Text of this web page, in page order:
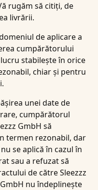
rugăm să citiți, de
livrării.
de aplicare a
cumpărătorului
stabilește în orice
chiar și pentru
unei date de
cumpărătorul
GmbH să
termen rezonabil, dar
se aplică în cazul în
sau a refuzat să
de către Sleezzz
nu îndeplinește